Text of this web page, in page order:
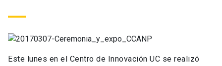
Este lunes en el Centro de Innovación UC se realizó